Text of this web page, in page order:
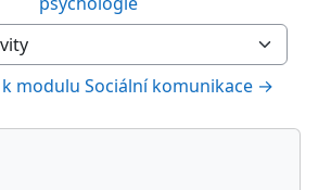
modulu Sociální komunikace →